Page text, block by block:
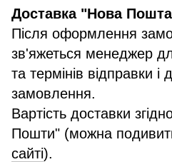
Доставка "Нова
Після оформлення
зв'яжеться менеджер
та термінів відправки і
замовлення.
Вартість доставки
Пошти" (можна
сайті).